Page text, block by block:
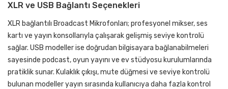
XLR ve USB Bağlantı Seçenekleri
XLR bağlantılı Broadcast Mikrofonları; profesyonel mikser, ses
kartı ve yayın konsollarıyla çalışarak gelişmiş seviye kontrolü
sağlar. USB modeller ise doğrudan bilgisayara bağlanabilmeleri
sayesinde podcast, oyun yayını ve ev stüdyosu kurulumlarında
pratiklik sunar. Kulaklık çıkışı, mute düğmesi ve seviye kontrolü
bulunan modeller yayın sırasında kullanıcıya daha fazla kontrol